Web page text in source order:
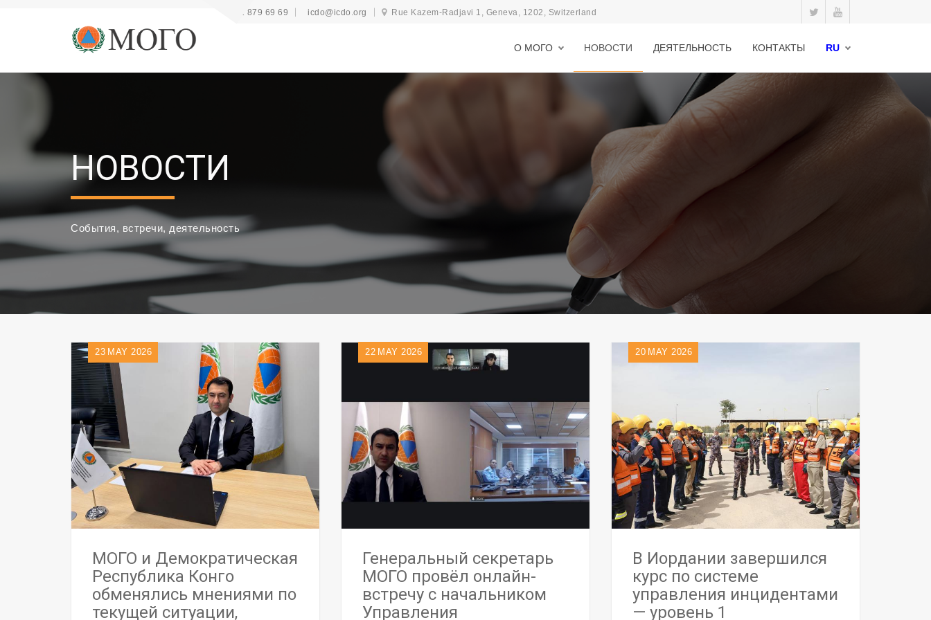
+41 22 879 69 69 icdo@icdo.org Rue Kazem-Radjavi 1, Geneva, 1202, Switzerland
О МОГО НОВОСТИ ДЕЯТЕЛЬНОСТЬ КОНТАКТЫ RU
НОВОСТИ
События, встречи, деятельность
23 MAY 2026
МОГО и Демократическая
Республика Конго
обменялись мнениями по
текущей ситуации,
22 MAY 2026
Генеральный секретарь
МОГО провёл онлайн-
встречу с начальником
Управления
20 MAY 2026
В Иордании завершился
курс по системе
управления инцидентами
— уровень 1